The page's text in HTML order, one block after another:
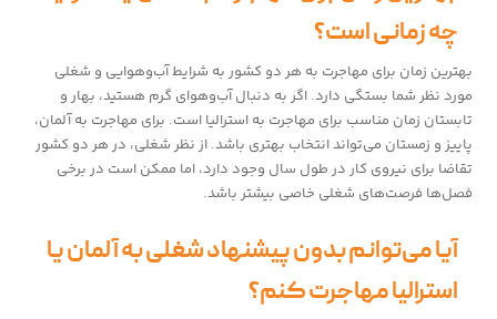
چه زمانی است؟
بهترین زمان برای مهاجرت به هر دو کشور به شرایط آب‌وهوایی و شغلی
مورد نظر شما بستگی دارد. اگر به دنبال آب‌وهوای گرم هستید، بهار و
تابستان زمان مناسب برای مهاجرت به استرالیا است. برای مهاجرت به آلمان،
پاییز و زمستان می‌تواند انتخاب بهتری باشد. از نظر شغلی، در هر دو کشور
تقاضا برای نیروی کار در طول سال وجود دارد، اما ممکن است در برخی
فصل‌ها فرصت‌های شغلی خاصی بیشتر باشد.
آیا می‌توانم بدون پیشنهاد شغلی به آلمان یا
استرالیا مهاجرت کنم؟